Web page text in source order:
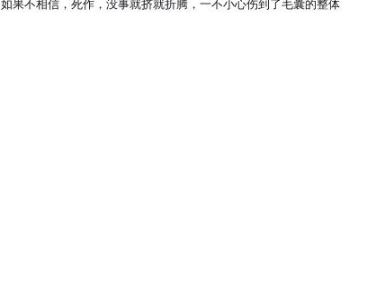
不相信，死作，没事就挤就折腾，一不小心伤到了毛囊的整体